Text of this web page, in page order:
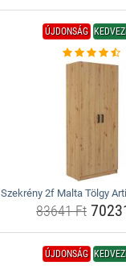
ÚJDONSÁG
Szekrény 2f Malta Tölgy
83641 Ft
ÚJDONSÁG